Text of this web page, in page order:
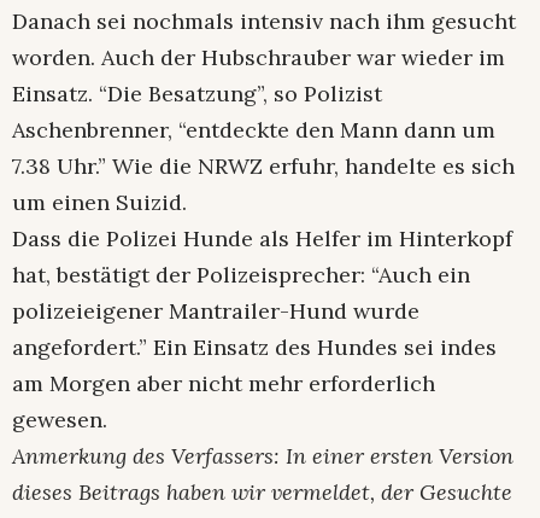
Danach sei nochmals intensiv nach ihm gesucht
worden. Auch der Hubschrauber war wieder im
Einsatz. “Die Besatzung”, so Polizist
Aschenbrenner, “entdeckte den Mann dann um
7.38 Uhr.” Wie die NRWZ erfuhr, handelte es sich
um einen Suizid.
Dass die Polizei Hunde als Helfer im Hinterkopf
hat, bestätigt der Polizeisprecher: “Auch ein
polizeieigener Mantrailer-Hund wurde
angefordert.” Ein Einsatz des Hundes sei indes
am Morgen aber nicht mehr erforderlich
gewesen.
Anmerkung des Verfassers: In einer ersten Version
dieses Beitrags haben wir vermeldet, der Gesuchte